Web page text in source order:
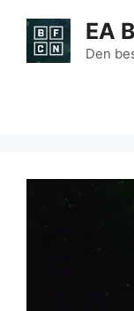
Inhalt
springen
EA
Den